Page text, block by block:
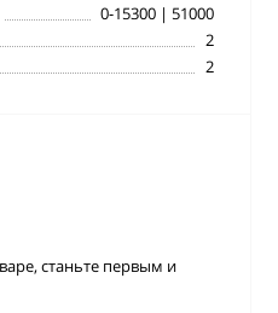
0-15300 | 51000
2
2
станьте первым и